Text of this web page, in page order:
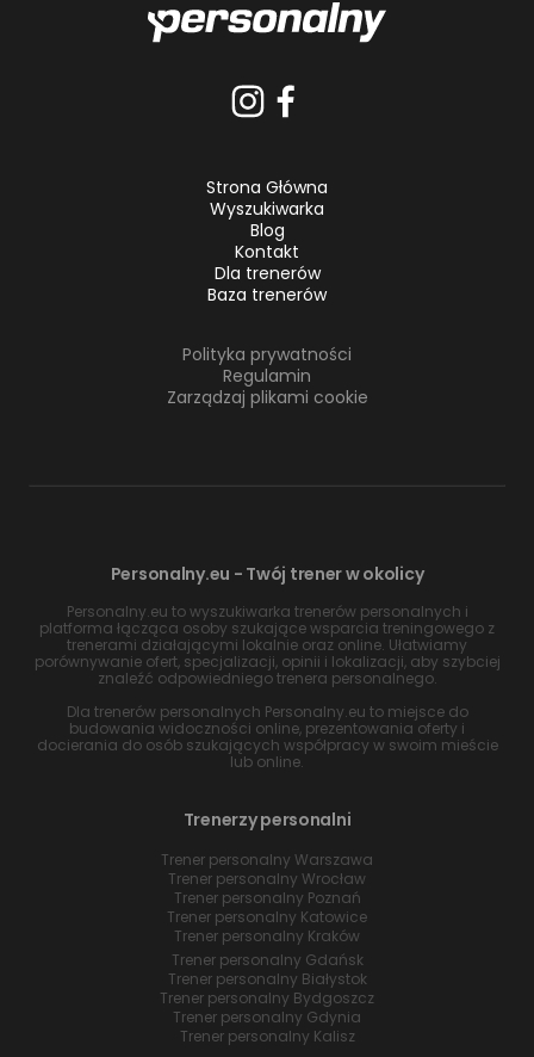
Strona Główna
Wyszukiwarka
Blog
Kontakt
Dla trenerów
Baza trenerów
Polityka prywatności
Regulamin
Zarządzaj plikami cookie
Personalny.eu - Twój trener w okolicy
Personalny.eu to wyszukiwarka trenerów personalnych i
platforma łącząca osoby szukające wsparcia treningowego z
trenerami działającymi lokalnie oraz online. Ułatwiamy
porównywanie ofert, specjalizacji, opinii i lokalizacji, aby szybciej
znaleźć odpowiedniego trenera personalnego.
Dla trenerów personalnych Personalny.eu to miejsce do
budowania widoczności online, prezentowania oferty i
docierania do osób szukających współpracy w swoim mieście
lub online.
Trenerzy personalni
Trener personalny Warszawa
Trener personalny Wrocław
Trener personalny Poznań
Trener personalny Katowice
Trener personalny Kraków
Trener personalny Gdańsk
Trener personalny Białystok
Trener personalny Bydgoszcz
Trener personalny Gdynia
Trener personalny Kalisz